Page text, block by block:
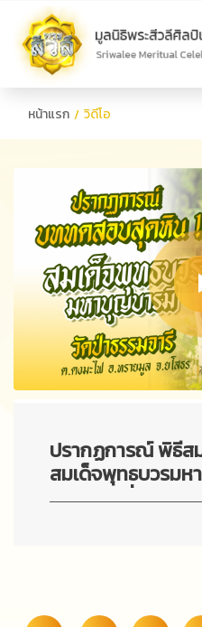
หน้าแรก วิดีโอ
ปรากฏการณ์ พิธีส
สมเด็จพุทธบวรมห
วิมุติ องค์ที่ 4